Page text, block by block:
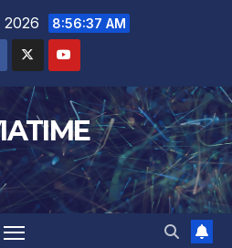
8:56:38 AM